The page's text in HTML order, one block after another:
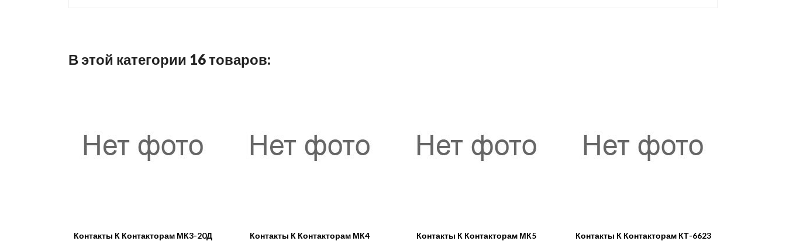
В этой категории 16 товаров:
Контакты К Контакторам МК3-20Д Контакты К Контакторам МК4 Контакты К Контакторам МК5 Контакты К Контакторам КТ-6623